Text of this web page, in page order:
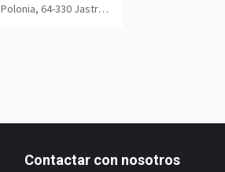
Polonia, 64-330 Jastrzębniki
Contactar con nosotros